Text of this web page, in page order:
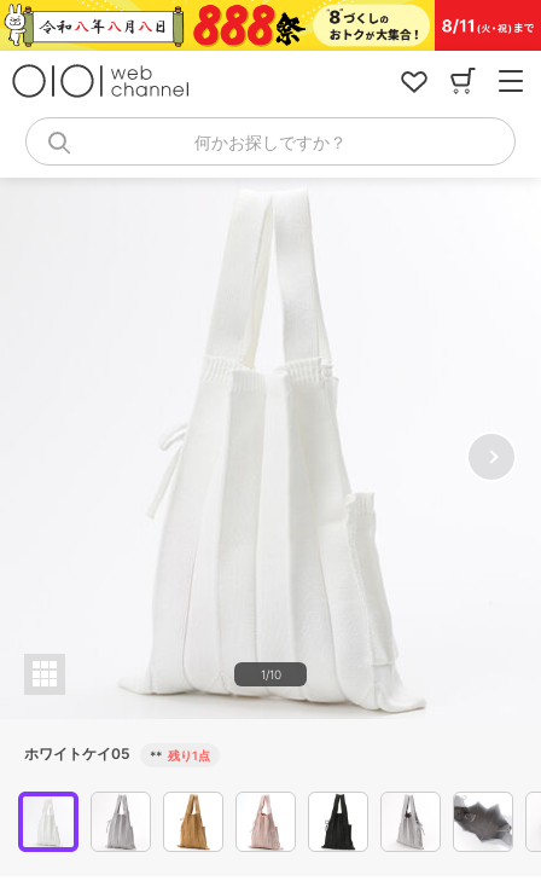
コ
ン
キ
何かお探しですか？
1/10
ホワイトケイ05 ** 残り1点